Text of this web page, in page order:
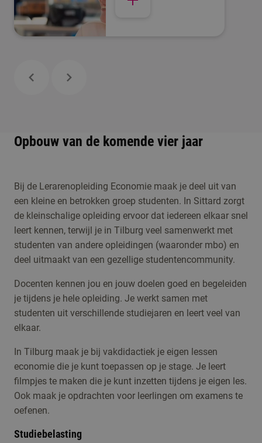
Lerarenopleiding
Opbouw van de komende vier jaar
Bij de Lerarenopleiding Economie maak je deel uit van
een kleine en betrokken groep studenten. In Sittard zorgt
de kleinschalige opleiding ervoor dat iedereen elkaar snel
leert kennen, terwijl je in Tilburg veel samenwerkt met
studenten van andere opleidingen (waaronder mbo) en
deel uitmaakt van een gezellige studentencommunity.
Docenten kennen jou en jouw doelen goed en begeleiden
je tijdens je hele opleiding. Je werkt samen met
studenten uit verschillende studiejaren en leert veel van
elkaar.
In Tilburg maak je bij vakdidactiek je eigen lessen
economie die je kunt toepassen op je stage. Je leert
filmpjes te maken die je kunt inzetten tijdens je eigen les.
Ook maak je opdrachten voor leerlingen om examens te
oefenen.
Studiebelasting